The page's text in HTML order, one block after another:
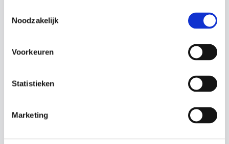
Noodzakelijk
Voorkeuren
Statistieken
Marketing
leren.